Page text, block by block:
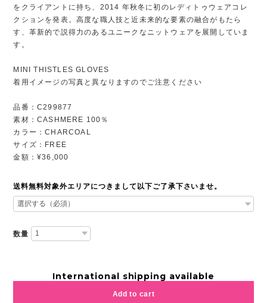
をクライアントに持ち、2014 年秋冬に初のレディトゥウェアコレ
クションを発表。高度な職人技と近未来的な要素の融合がもたら
す、革新的で説得力のあるユニークなニットウェアを展開していま
す。
MINI THISTLES GLOVES
着用イメージの写真と異なりますのでご注意ください
品番：C299877
素材：CASHMERE 100％
カラー：CHARCOAL
サイズ：FREE
金額：¥36,000
送料無料対象外エリアにつきまして以下ご了承下さいませ。
数量
International shipping available
Add to cart